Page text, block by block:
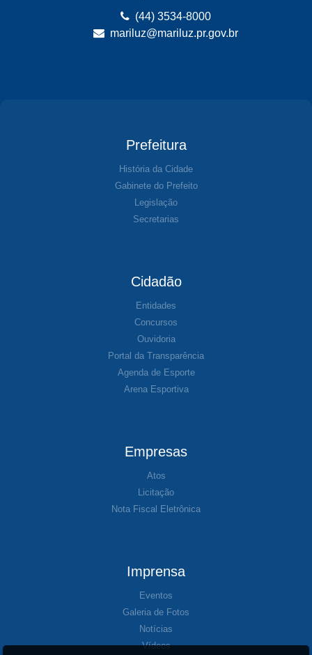
(44) 3534-8000
mariluz@mariluz.pr.gov.br
Prefeitura
História da Cidade
Gabinete do Prefeito
Legislação
Secretarias
Cidadão
Entidades
Concursos
Ouvidoria
Portal da Transparência
Agenda de Esporte
Arena Esportiva
Empresas
Atos
Licitação
Nota Fiscal Eletrônica
Imprensa
Eventos
Galeria de Fotos
Notícias
Vídeos